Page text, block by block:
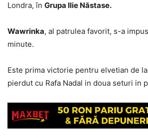
Londra, în Grupa Ilie Năstase.
Wawrinka, al patrulea favorit, s-a
minute.
Este prima victorie pentru elvetian de
pierdut cu Rafa Nadal in doua seturi in